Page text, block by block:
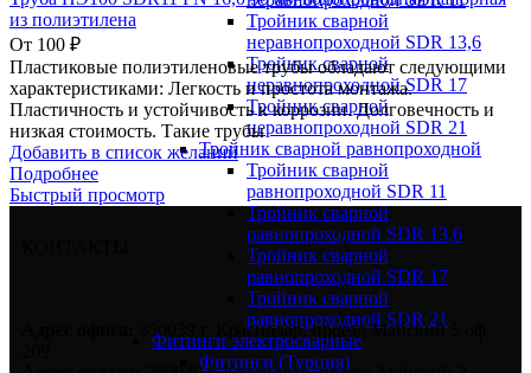
Тройник сварной
неравнопроходной SDR 13,6
Тройник сварной
неравнопроходной SDR 17
Тройник сварной
неравнопроходной SDR 21
Тройник сварной равнопроходной
Тройник сварной
равнопроходной SDR 11
Тройник сварной
равнопроходной SDR 13,6
Тройник сварной
равнопроходной SDR 17
Тройник сварной
равнопроходной SDR 21
Фитинги электросварные
Фитинги (Турция)
из полиэтилена
От 100 ₽
Пластиковые полиэтиленовые трубы обладают следующими
характеристиками: Легкость и простота монтажа.
Пластичность и устойчивость к коррозии. Долговечность и
низкая стоимость. Такие трубы
Добавить в список желаний
Подробнее
Быстрый просмотр
350039 г. Краснодар, проезд Майский 5 оф.